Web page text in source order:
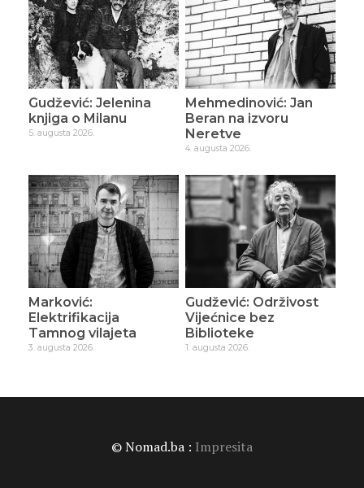
Gudžević: Jelenina
knjiga o Milanu
5. augusta 2026.
Mehmedinović: Jan
Beran na izvoru
Neretve
4. augusta 2026.
Marković:
Elektrifikacija
Tamnog vilajeta
3. augusta 2026.
Gudžević: Održivost
Vijećnice bez
Biblioteke
1. augusta 2026.
© Nomad.ba : Impresita